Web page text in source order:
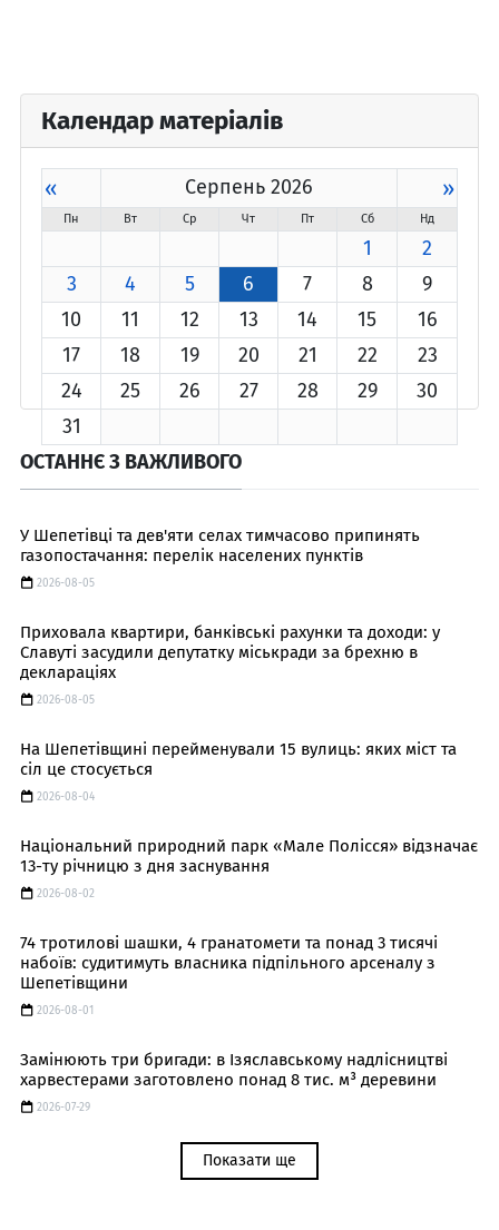
Календар матеріалів
« Серпень 2026 »
Пн Вт Ср Чт Пт Сб Нд
1
2
3
4 5 6 7 8
9
10
11 12 13 14 15
16
17
18 19 20 21 22
23
24
25 26 27 28 29
30
31
ОСТАННЄ З ВАЖЛИВОГО
У Шепетівці та дев'яти селах тимчасово припинять
газопостачання: перелік населених пунктів
2026-08-05
Приховала квартири, банківські рахунки та доходи: у
Славуті засудили депутатку міськради за брехню в
деклараціях
2026-08-05
На Шепетівщині перейменували 15 вулиць: яких міст та
сіл це стосується
2026-08-04
Національний природний парк «Мале Полісся» відзначає
13-ту річницю з дня заснування
2026-08-02
74 тротилові шашки, 4 гранатомети та понад 3 тисячі
набоїв: судитимуть власника підпільного арсеналу з
Шепетівщини
2026-08-01
Замінюють три бригади: в Ізяславському надлісництві
харвестерами заготовлено понад 8 тис. м³ деревини
2026-07-29
Показати ще